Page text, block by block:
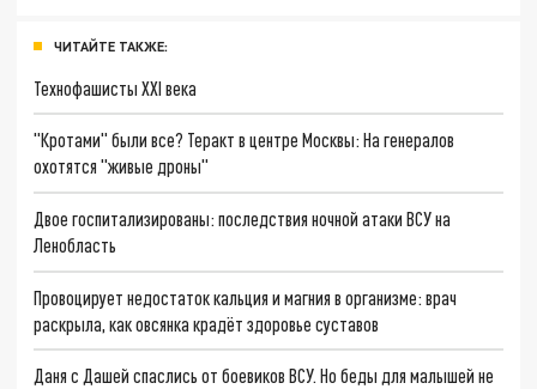
ЧИТАЙТЕ ТАКЖЕ:
Технофашисты XXI века
"Кротами" были все? Теракт в центре Москвы: На генералов
охотятся "живые дроны"
Двое госпитализированы: последствия ночной атаки ВСУ на
Ленобласть
Провоцирует недостаток кальция и магния в организме: врач
раскрыла, как овсянка крадёт здоровье суставов
Даня с Дашей спаслись от боевиков ВСУ. Но беды для малышей не